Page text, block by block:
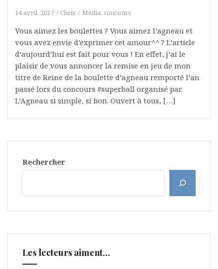
14 avril, 2017 Chris Media, concours
Vous aimez les boulettes ? Vous aimez l’agneau et
vous avez envie d’exprimer cet amour^^ ? L’article
d’aujourd’hui est fait pour vous ! En effet, j’ai le
plaisir de vous annoncer la remise en jeu de mon
titre de Reine de la boulette d’agneau remporté l’an
passé lors du concours #superball organisé par
L’Agneau si simple, si bon. Ouvert à tous, […]
Rechercher
Les lecteurs aiment…